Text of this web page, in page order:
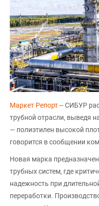
Маркет Репорт-- СИБУР
трубной отрасли, выведя
— полиэтилен высокой
говорится в сообщении
Новая марка
трубных систем, где
надежность при
переработки.